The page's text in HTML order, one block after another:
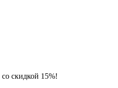
скидкой 15%!